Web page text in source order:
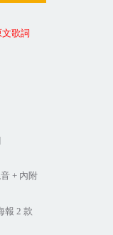
歌詞
+ 內附
報 2 款